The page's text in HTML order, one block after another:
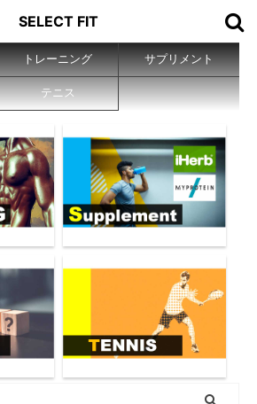
SELECT FIT
トレーニング サプリメント
テニス